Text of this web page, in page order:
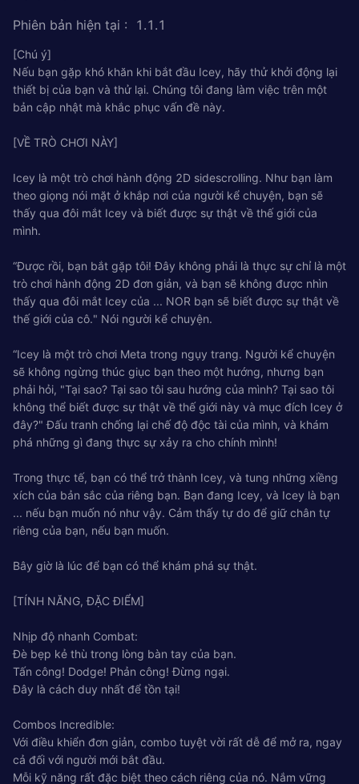
Phiên bản hiện tại : 1.1.1
[Chú ý]
Nếu bạn gặp khó khăn khi bắt đầu Icey, hãy thử khởi động lại
thiết bị của bạn và thử lại. Chúng tôi đang làm việc trên một
bản cập nhật mà khắc phục vấn đề này.
[VỀ TRÒ CHƠI NÀY]
Icey là một trò chơi hành động 2D sidescrolling. Như bạn làm
theo giọng nói mặt ở khắp nơi của người kể chuyện, bạn sẽ
thấy qua đôi mắt Icey và biết được sự thật về thế giới của
mình.
“Được rồi, bạn bắt gặp tôi! Đây không phải là thực sự chỉ là một
trò chơi hành động 2D đơn giản, và bạn sẽ không được nhìn
thấy qua đôi mắt Icey của ... NOR bạn sẽ biết được sự thật về
thế giới của cô." Nói người kể chuyện.
“Icey là một trò chơi Meta trong ngụy trang. Người kể chuyện
sẽ không ngừng thúc giục bạn theo một hướng, nhưng bạn
phải hỏi, "Tại sao? Tại sao tôi sau hướng của mình? Tại sao tôi
không thể biết được sự thật về thế giới này và mục đích Icey ở
đây?" Đấu tranh chống lại chế độ độc tài của mình, và khám
phá những gì đang thực sự xảy ra cho chính mình!
Trong thực tế, bạn có thể trở thành Icey, và tung những xiềng
xích của bản sắc của riêng bạn. Bạn đang Icey, và Icey là bạn
... nếu bạn muốn nó như vậy. Cảm thấy tự do để giữ chân tự
riêng của bạn, nếu bạn muốn.
Bây giờ là lúc để bạn có thể khám phá sự thật.
[TÍNH NĂNG, ĐẶC ĐIỂM]
Nhịp độ nhanh Combat:
Đè bẹp kẻ thù trong lòng bàn tay của bạn.
Tấn công! Dodge! Phản công! Đừng ngại.
Đây là cách duy nhất để tồn tại!
Combos Incredible:
Với điều khiển đơn giản, combo tuyệt vời rất dễ để mở ra, ngay
cả đối với người mới bắt đầu.
Mỗi kỹ năng rất đặc biệt theo cách riêng của nó. Nắm vững